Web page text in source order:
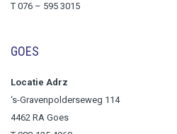
T 076 – 595 3015
GOES
Locatie Adrz
‘s-Gravenpolderseweg 114
4462 RA Goes